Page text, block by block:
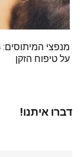
על טיפוח הזקן
דברו איתנו!